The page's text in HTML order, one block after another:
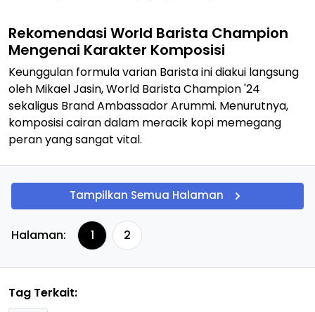
Rekomendasi World Barista Champion
Mengenai Karakter Komposisi
Keunggulan formula varian Baristaini diakui langsung
oleh Mikael Jasin,World Barista Champion '24
sekaligus Brand AmbassadorArummi. Menurutnya,
komposisi cairan dalam meracik kopi memegang
peran yang sangat vital.
Tampilkan Semua Halaman
Halaman: 1 2
Tag Terkait: